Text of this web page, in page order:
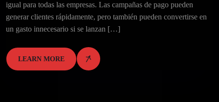
igual para todas las empresas. Las campañas de pago pueden
generar clientes rápidamente, pero también pueden convertirse en
un gasto innecesario si se lanzan […]
LEARN MORE